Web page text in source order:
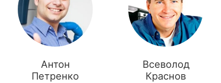
Антон
Петренко
Всеволод
Краснов